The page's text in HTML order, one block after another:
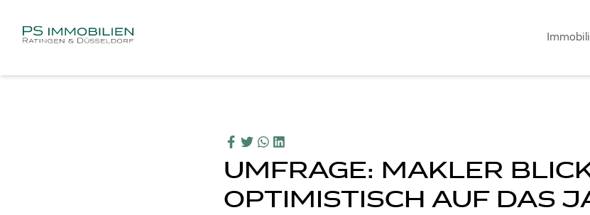
UMFRAGE: MAKLER
OPTIMISTISCH AUF DAS